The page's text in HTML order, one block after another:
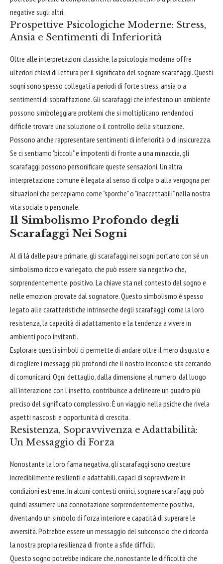
negative sugli altri.
Prospettive Psicologiche Moderne: Stress,
Ansia e Sentimenti di Inferiorità
Oltre alle interpretazioni classiche, la psicologia moderna offre
ulteriori chiavi di lettura per il significato del sognare scarafaggi. Questi
sogni sono spesso collegati a periodi di forte stress, ansia o a
sentimenti di sopraffazione. Gli scarafaggi che infestano un ambiente
possono simboleggiare problemi che si moltiplicano, rendendoci
difficile trovare una soluzione o il controllo della situazione.
Possono anche rappresentare sentimenti di inferiorità o di insicurezza.
Se ci sentiamo "piccoli" e impotenti di fronte a una minaccia, gli
scarafaggi possono personificare queste sensazioni. Un'altra
interpretazione comune è legata al senso di colpa o alla vergogna per
situazioni che percepiamo come "sporche" o "inaccettabili" nella nostra
vita sociale o personale.
Il Simbolismo Profondo degli
Scarafaggi Nei Sogni
Al di là delle paure primarie, gli scarafaggi nei sogni portano con sé un
simbolismo ricco e variegato, che può essere sia negativo che,
sorprendentemente, positivo. La chiave sta nel contesto del sogno e
nelle emozioni provate dal sognatore. Questo simbolismo è spesso
legato alle caratteristiche intrinseche degli scarafaggi, come la loro
resistenza, la capacità di adattamento e la tendenza a vivere in
ambienti poco invitanti.
Esplorare questi simboli ci permette di andare oltre il mero disgusto e
di cogliere i messaggi più profondi che il nostro inconscio sta cercando
di comunicarci. Ogni dettaglio, dalla dimensione al numero, dal luogo
all'interazione con l'insetto, contribuisce a delineare un quadro più
preciso del significato complessivo. È un viaggio nella psiche che rivela
aspetti nascosti e opportunità di crescita.
Resistenza, Sopravvivenza e Adattabilità:
Un Messaggio di Forza
Nonostante la loro fama negativa, gli scarafaggi sono creature
incredibilmente resilienti e adattabili, capaci di sopravvivere in
condizioni estreme. In alcuni contesti onirici, sognare scarafaggi può
quindi assumere una connotazione sorprendentemente positiva,
diventando un simbolo di forza interiore e capacità di superare le
avversità. Potrebbe essere un messaggio del subconscio che ci ricorda
la nostra propria resilienza di fronte a sfide difficili.
Questo sogno potrebbe indicare che, nonostante le difficoltà che